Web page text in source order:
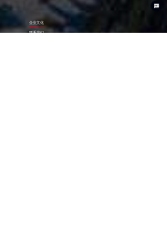
企业文化
联系我们